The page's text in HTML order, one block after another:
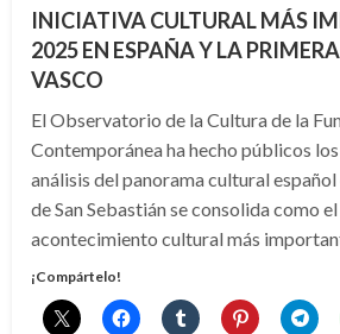
INICIATIVA CULTURAL MÁS
2025 EN ESPAÑA Y LA
VASCO
El Observatorio de la Cultura de la
Contemporánea ha hecho públicos
análisis del panorama cultural
de San Sebastián se consolida como
acontecimiento cultural más
¡Compártelo!